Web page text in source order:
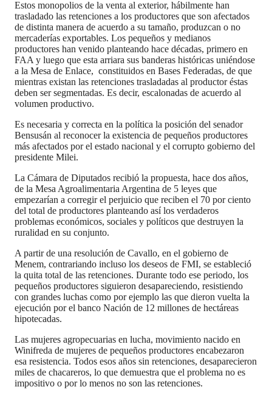
Estos monopolios de la venta al exterior, hábilmente han
trasladado las retenciones a los productores que son afectados
de distinta manera de acuerdo a su tamaño, produzcan o no
mercaderías exportables. Los pequeños y medianos
productores han venido planteando hace décadas, primero en
FAA y luego que esta arriara sus banderas históricas uniéndose
a la Mesa de Enlace, constituidos en Bases Federadas, de que
mientras existan las retenciones trasladadas al productor éstas
deben ser segmentadas. Es decir, escalonadas de acuerdo al
volumen productivo.
Es necesaria y correcta en la política la posición del senador
Bensusán al reconocer la existencia de pequeños productores
más afectados por el estado nacional y el corrupto gobierno del
presidente Milei.
La Cámara de Diputados recibió la propuesta, hace dos años,
de la Mesa Agroalimentaria Argentina de 5 leyes que
empezarían a corregir el perjuicio que reciben el 70 por ciento
del total de productores planteando así los verdaderos
problemas económicos, sociales y políticos que destruyen la
ruralidad en su conjunto.
A partir de una resolución de Cavallo, en el gobierno de
Menem, contrariando incluso los deseos de FMI, se estableció
la quita total de las retenciones. Durante todo ese periodo, los
pequeños productores siguieron desapareciendo, resistiendo
con grandes luchas como por ejemplo las que dieron vuelta la
ejecución por el banco Nación de 12 millones de hectáreas
hipotecadas.
Las mujeres agropecuarias en lucha, movimiento nacido en
Winifreda de mujeres de pequeños productores encabezaron
esa resistencia. Todos esos años sin retenciones, desaparecieron
miles de chacareros, lo que demuestra que el problema no es
impositivo o por lo menos no son las retenciones.